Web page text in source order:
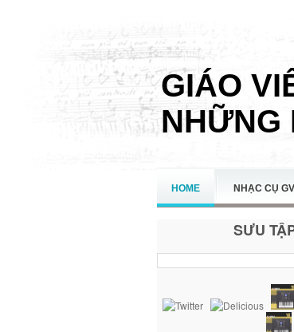
GIÁO
NHỮNG
HOME NHẠC CỤ GV
SƯU